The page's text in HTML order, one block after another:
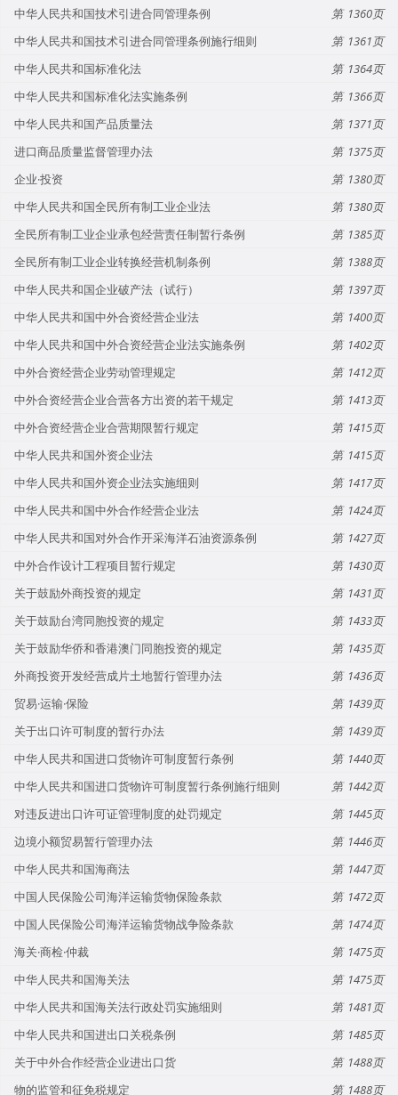
中华人民共和国技术引进合同管理条例
1360
中华人民共和国技术引进合同管理条例施行细则
1361
中华人民共和国标准化法
1364
中华人民共和国标准化法实施条例
1366
中华人民共和国产品质量法
1371
进口商品质量监督管理办法
1375
企业·投资
1380
中华人民共和国全民所有制工业企业法
1380
全民所有制工业企业承包经营责任制暂行条例
1385
全民所有制工业企业转换经营机制条例
1388
中华人民共和国企业破产法（试行）
1397
中华人民共和国中外合资经营企业法
1400
中华人民共和国中外合资经营企业法实施条例
1402
中外合资经营企业劳动管理规定
1412
中外合资经营企业合营各方出资的若干规定
1413
中外合资经营企业合营期限暂行规定
1415
中华人民共和国外资企业法
1415
中华人民共和国外资企业法实施细则
1417
中华人民共和国中外合作经营企业法
1424
中华人民共和国对外合作开采海洋石油资源条例
1427
中外合作设计工程项目暂行规定
1430
关于鼓励外商投资的规定
1431
关于鼓励台湾同胞投资的规定
1433
关于鼓励华侨和香港澳门同胞投资的规定
1435
外商投资开发经营成片土地暂行管理办法
1436
贸易·运输·保险
1439
关于出口许可制度的暂行办法
1439
中华人民共和国进口货物许可制度暂行条例
1440
中华人民共和国进口货物许可制度暂行条例施行细则
1442
对违反进出口许可证管理制度的处罚规定
1445
边境小额贸易暂行管理办法
1446
中华人民共和国海商法
1447
中国人民保险公司海洋运输货物保险条款
1472
中国人民保险公司海洋运输货物战争险条款
1474
海关·商检·仲裁
1475
中华人民共和国海关法
1475
中华人民共和国海关法行政处罚实施细则
1481
中华人民共和国进出口关税条例
1485
关于中外合作经营企业进出口货
1488
物的监管和征免税规定
1488